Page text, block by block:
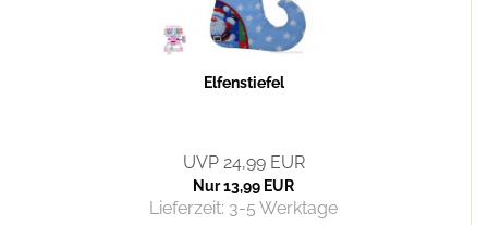
Elfenstiefel
UVP 24,99 EUR
Nur 13,99 EUR
Lieferzeit: 3-5 Werktage